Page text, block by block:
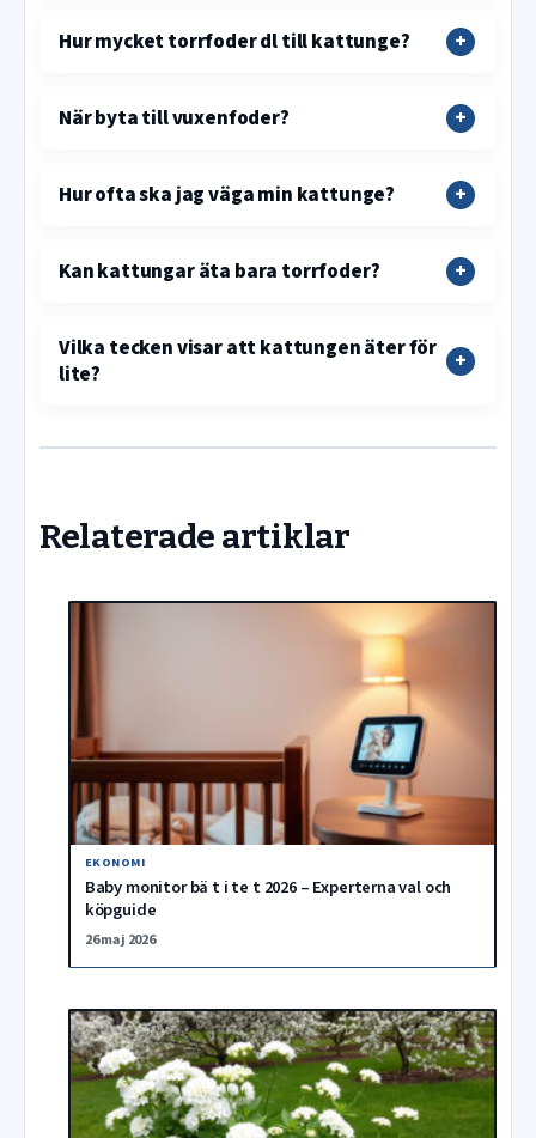
Hur mycket torrfoder dl till kattunge?
När byta till vuxenfoder?
Hur ofta ska jag väga min kattunge?
Kan kattungar äta bara torrfoder?
Vilka tecken visar att kattungen äter för
lite?
Relaterade artiklar
EKONOMI
Baby monitor bä t i te t 2026 – Experterna val och
köpguide
26 maj 2026